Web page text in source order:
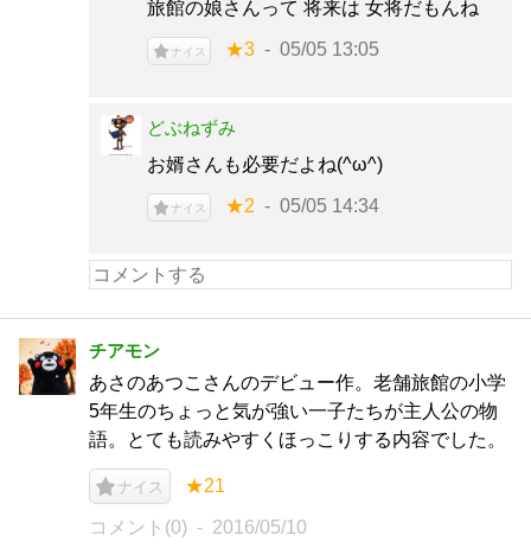
旅館の娘さんって 将来は 女将だもんね
ナイス ★3 05/05 13:05
どぶねずみ
お婿さんも必要だよね(^ω^)
ナイス ★2 05/05 14:34
チアモン
あさのあつこさんのデビュー作。老舗旅館の小学
5年生のちょっと気が強い一子たちが主人公の物
語。とても読みやすくほっこりする内容でした。
ナイス ★21
コメント(0) 2016/05/10